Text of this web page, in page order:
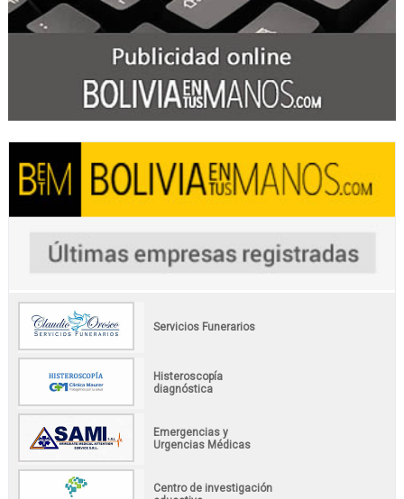
Servicios Funerarios
Histeroscopía
diagnóstica
Emergencias y
Urgencias Médicas
Centro de investigación